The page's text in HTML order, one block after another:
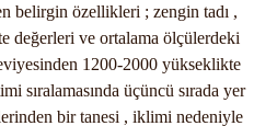
belirgin özellikleri ; zengin tadı ,
değerleri ve ortalama ölçülerdeki
1200-2000 yükseklikte
sıralamasında üçüncü sırada yer
bir tanesi , iklimi nedeniyle